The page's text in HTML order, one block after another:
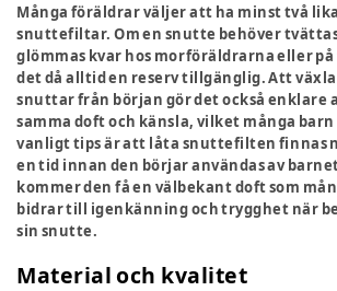
Många föräldrar väljer att ha minst två
snuttefiltar. Om en snutte behöver
glömmas kvar hos morföräldrarna eller
det då alltid en reserv tillgänglig. Att
snuttar från början gör det också enklare
samma doft och känsla, vilket många
vanligt tips är att låta snuttefilten finnas
en tid innan den börjar användas av
kommer den få en välbekant doft som
bidrar till igenkänning och trygghet när
sin snutte.
Material och kvalitet